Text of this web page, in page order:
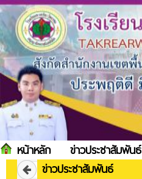
หน้าหลัก ข่าวประชาสัมพันธ์
ข่าวประชาสัมพันธ์